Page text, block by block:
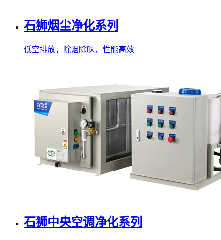
石狮烟尘净化系列
低空排放，除烟除味，性能高效
石狮中央空调净化系列